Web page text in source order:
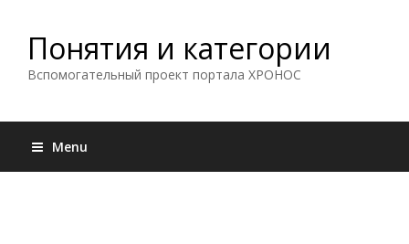
Понятия и категории
Вспомогательный проект портала ХРОНОС
Menu